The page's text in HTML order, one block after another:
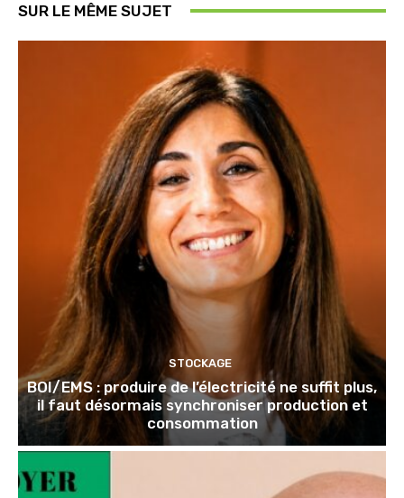
SUR LE MÊME SUJET
STOCKAGE
BOI/EMS : produire de l’électricité ne suffit plus,
il faut désormais synchroniser production et
consommation